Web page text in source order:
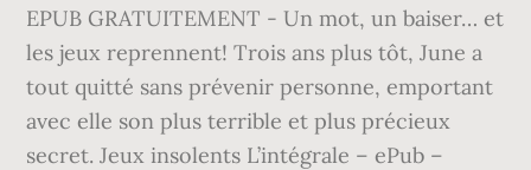
EPUB GRATUITEMENT - Un mot, un baiser… et
les jeux reprennent! Trois ans plus tôt, June a
tout quitté sans prévenir personne, emportant
avec elle son plus terrible et plus précieux
secret. Jeux insolents L’intégrale – ePub –